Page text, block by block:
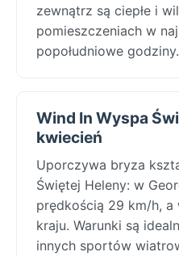
zewnątrz są ciepłe i
pomieszczeniach w
popołudniowe godziny.
Wind In Wyspa
kwiecień
Uporczywa bryza
Świętej Heleny: w
prędkością 29 km/h, a
kraju. Warunki są
innych sportów